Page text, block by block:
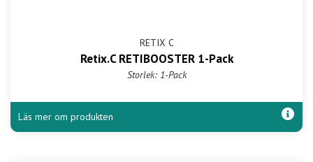
RETIX C
Retix.C RETIBOOSTER 1-Pack
Storlek: 1-Pack
Läs mer om produkten